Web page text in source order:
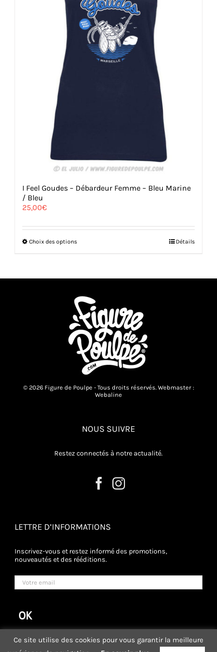
I Feel Goudes – Débardeur Femme – Bleu Marine
/ Bleu
25,00€
Choix des optionsCe
variations.
options
peuvent
être
choisies
sur
la
page
du
produit
Détails
© 2026 Figure de Poulpe - Tous droits réservés. Webmaster :
Webaline
NOUS SUIVRE
Restez connectés à notre actualité.
LETTRE D’INFORMATIONS
Inscrivez-vous et restez informé des promotions,
nouveautés et des rééditions.
Ce site utilise des cookies pour vous garantir la meilleure